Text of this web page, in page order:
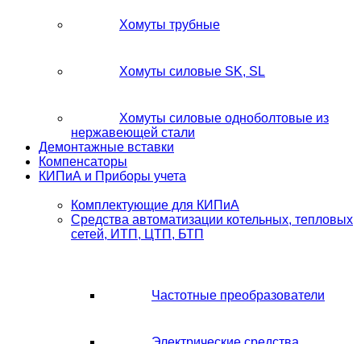
Хомуты трубные
Хомуты силовые SK, SL
Хомуты силовые одноболтовые из
нержавеющей стали
Демонтажные вставки
Компенсаторы
КИПиА и Приборы учета
Комплектующие для КИПиА
Средства автоматизации котельных, тепловых
сетей, ИТП, ЦТП, БТП
Частотные преобразователи